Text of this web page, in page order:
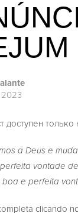
доступен только
a Deus e
vontade
e perfeita
clicando